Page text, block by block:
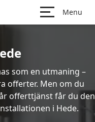
Menu
som en utmaning –
offerter. Men om du
offerttjänst får du den
i Hede.